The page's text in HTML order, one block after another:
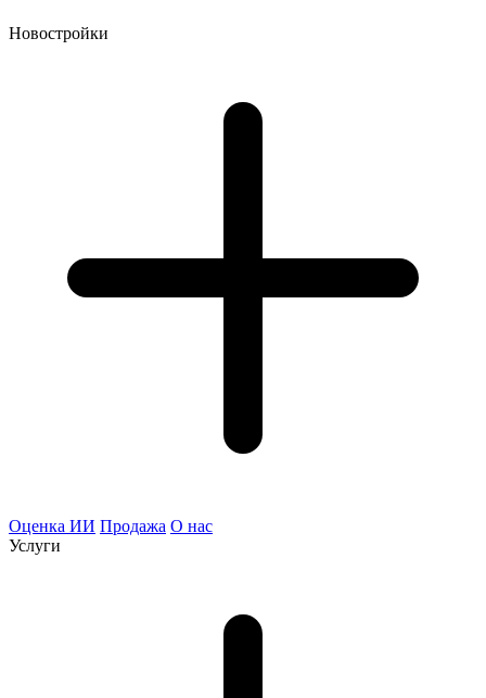
Новостройки
Оценка ИИ Продажа О нас
Услуги